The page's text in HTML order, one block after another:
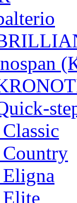
Country
Eligna
Elite